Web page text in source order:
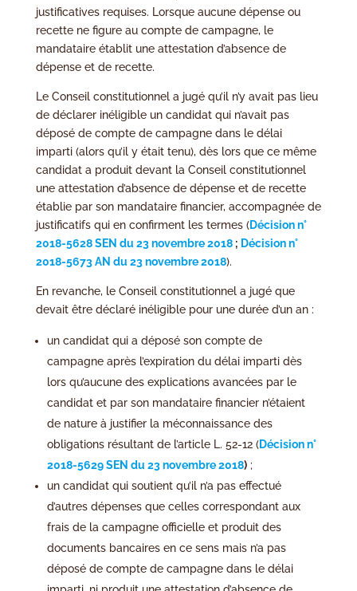
justificatives requises. Lorsque aucune dépense ou
recette ne figure au compte de campagne, le
mandataire établit une attestation d’absence de
dépense et de recette.
Le Conseil constitutionnel a jugé qu’il n’y avait pas lieu
de déclarer inéligible un candidat qui n’avait pas
déposé de compte de campagne dans le délai
imparti (alors qu’il y était tenu), dès lors que ce même
candidat a produit devant la Conseil constitutionnel
une attestation d’absence de dépense et de recette
établie par son mandataire financier, accompagnée de
justificatifs qui en confirment les termes (Décision n°
2018-5628 SEN du 23 novembre 2018; Décision n°
2018-5673 AN du 23 novembre 2018).
En revanche, le Conseil constitutionnel a jugé que
devait être déclaré inéligible pour une durée d’un an :
un candidat qui a déposé son compte de
campagne après l’expiration du délai imparti dès
lors qu’aucune des explications avancées par le
candidat et par son mandataire financier n’étaient
de nature à justifier la méconnaissance des
obligations résultant de l’article L. 52-12 (Décision n°
2018-5629 SEN du 23 novembre 2018);
un candidat qui soutient qu’il n’a pas effectué
d’autres dépenses que celles correspondant aux
frais de la campagne officielle et produit des
documents bancaires en ce sens mais n’a pas
déposé de compte de campagne dans le délai